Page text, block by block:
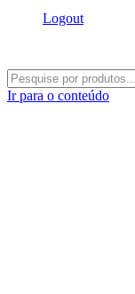
Logout
Ir para o conteúdo